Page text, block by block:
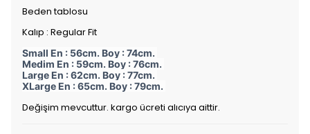
Beden tablosu
Kalıp : Regular Fit
Small En : 56cm. Boy : 74cm.
Medim En : 59cm. Boy : 76cm.
Large En : 62cm. Boy : 77cm.
XLarge En : 65cm. Boy : 79cm.
Değişim mevcuttur. kargo ücreti alıcıya aittir.